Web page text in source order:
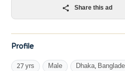
Share this ad
Profile
27 yrs Male Dhaka,